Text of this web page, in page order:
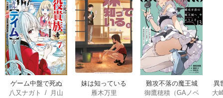
ゲーム中盤で死ぬ
悪役貴族に転生し
八又ナガト / 月山
妹は知っている
雁木万里
難攻不落の魔王城
へようこそ～デバ
御鷹穂積（GAノベ
異
は
大